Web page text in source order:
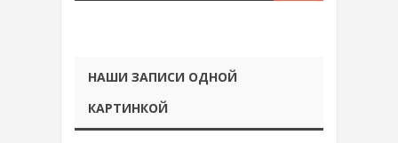
НАШИ ЗАПИСИ ОДНОЙ
КАРТИНКОЙ